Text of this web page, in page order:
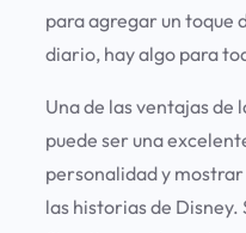
para agregar un toque
diario, hay algo para
Una de las ventajas de
puede ser una
personalidad y
las historias de Disney.